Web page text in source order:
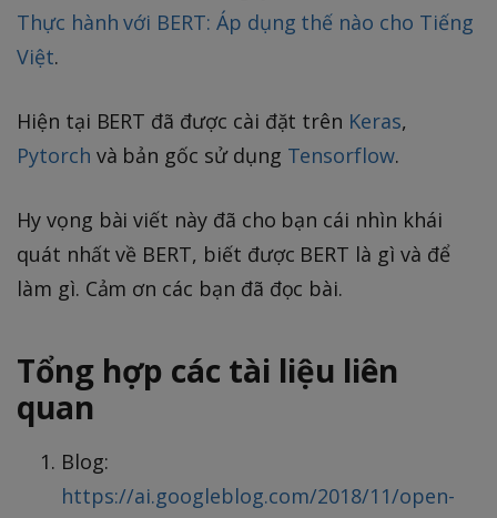
Thực hành với BERT: Áp dụng thế nào cho Tiếng
Việt.
Hiện tại BERT đã được cài đặt trên Keras,
Pytorch và bản gốc sử dụng Tensorflow.
Hy vọng bài viết này đã cho bạn cái nhìn khái
quát nhất về BERT, biết được BERT là gì và để
làm gì. Cảm ơn các bạn đã đọc bài.
Tổng hợp các tài liệu liên
quan
Blog:
https://ai.googleblog.com/2018/11/open-